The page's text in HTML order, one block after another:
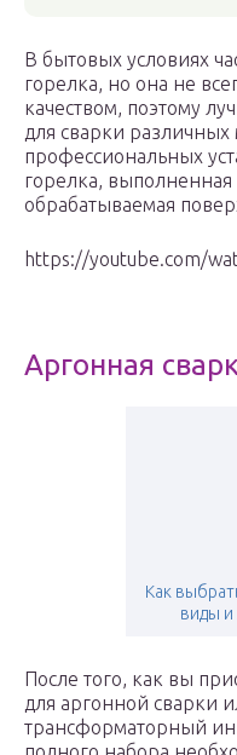
В бытовых условиях
горелка, но она не
качеством, поэтому
для сварки
профессиональных
горелка, выполненная
обрабатываемая
https://youtube.com/
Аргонная
Как
виды и
После того, как вы
для аргонной сварки
трансформаторный